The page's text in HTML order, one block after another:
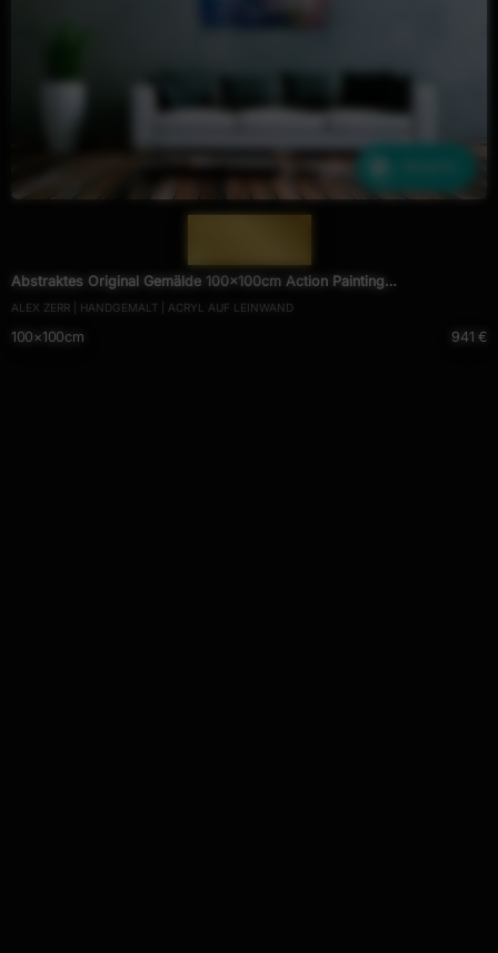
Abstraktes Original Gemälde 100x100cm Action Painting
zeitgenössisch handgefertigt Mischtechnik blau violett orange
einzigartig
ALEX ZERR | HANDGEMALT | ACRYL AUF LEINWAND
100×100cm 941 €